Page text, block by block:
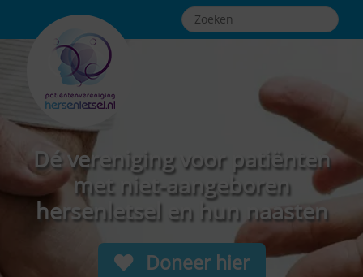
Dé vereniging voor patiënten
met niet-aangeboren
hersenletsel en hun naasten
Doneer hier